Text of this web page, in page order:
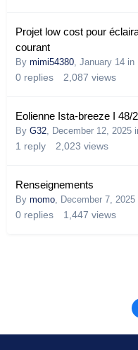
Projet low cost pour
courant
By mimi54380, January 14 in
0 replies 2,087 views
Eolienne Ista-breeze I 48/
By G32, December 12, 2025
1 reply 2,023 views
Renseignements
By momo, December 7, 2025
0 replies 1,447 views